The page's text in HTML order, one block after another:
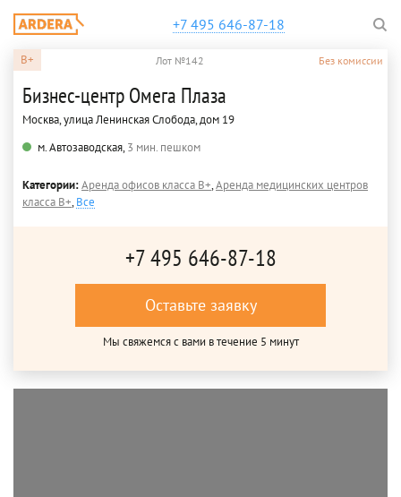
+7 495 646-87-18
B+ Лот №142 Без комиссии
Бизнес-центр Омега Плаза
Москва, улица Ленинская Слобода, дом 19
м. Автозаводская,3 мин. пешком
Категории:Аренда офисов класса B+,Аренда медицинских центров
класса B+,Все
+7 495 646-87-18
Оставьте заявку
Мы свяжемся с вами в течение 5 минут